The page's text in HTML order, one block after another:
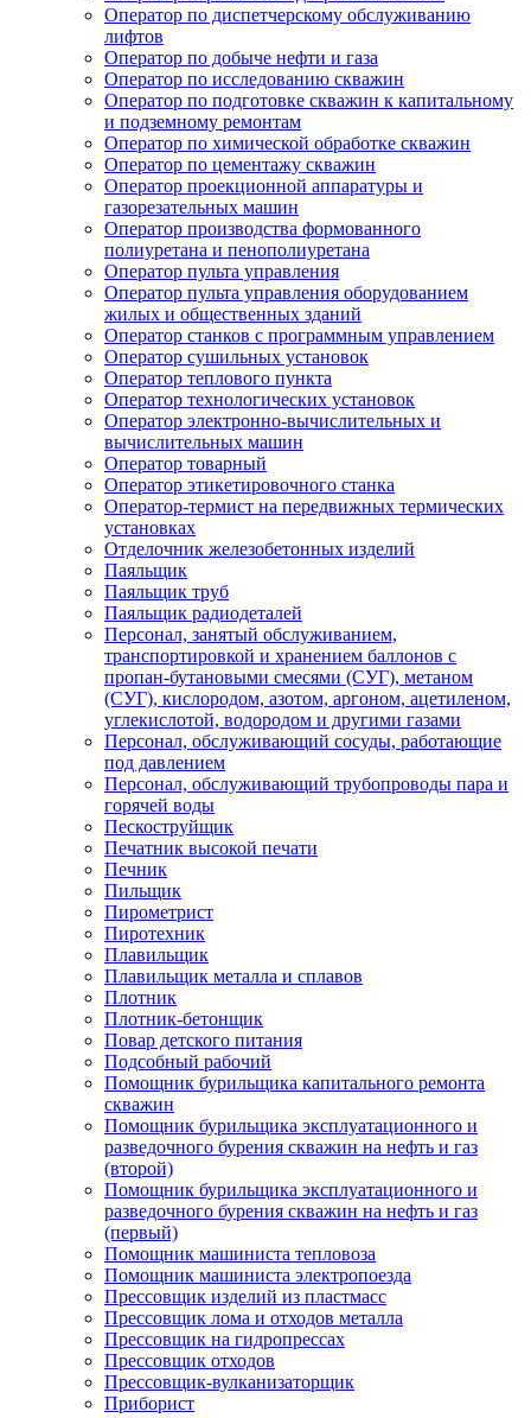
Оператор по диспетчерскому обслуживанию
лифтов
Оператор по добыче нефти и газа
Оператор по исследованию скважин
Оператор по подготовке скважин к капитальному
и подземному ремонтам
Оператор по химической обработке скважин
Оператор по цементажу скважин
Оператор проекционной аппаратуры и
газорезательных машин
Оператор производства формованного
полиуретана и пенополиуретана
Оператор пульта управления
Оператор пульта управления оборудованием
жилых и общественных зданий
Оператор станков с программным управлением
Оператор сушильных установок
Оператор теплового пункта
Оператор технологических установок
Оператор электронно-вычислительных и
вычислительных машин
Оператор товарный
Оператор этикетировочного станка
Оператор-термист на передвижных термических
установках
Отделочник железобетонных изделий
Паяльщик
Паяльщик труб
Паяльщик радиодеталей
Персонал, занятый обслуживанием,
транспортировкой и хранением баллонов с
пропан-бутановыми смесями (СУГ), метаном
(СУГ), кислородом, азотом, аргоном, ацетиленом,
углекислотой, водородом и другими газами
Персонал, обслуживающий сосуды, работающие
под давлением
Персонал, обслуживающий трубопроводы пара и
горячей воды
Пескоструйщик
Печатник высокой печати
Печник
Пильщик
Пирометрист
Пиротехник
Плавильщик
Плавильщик металла и сплавов
Плотник
Плотник-бетонщик
Повар детского питания
Подсобный рабочий
Помощник бурильщика капитального ремонта
скважин
Помощник бурильщика эксплуатационного и
разведочного бурения скважин на нефть и газ
(второй)
Помощник бурильщика эксплуатационного и
разведочного бурения скважин на нефть и газ
(первый)
Помощник машиниста тепловоза
Помощник машиниста электропоезда
Прессовщик изделий из пластмасс
Прессовщик лома и отходов металла
Прессовщик на гидропрессах
Прессовщик отходов
Прессовщик-вулканизаторщик
Приборист